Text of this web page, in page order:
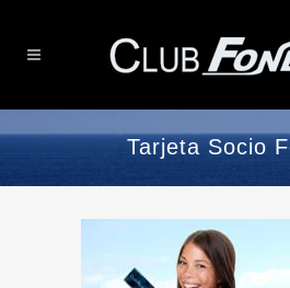
Tarjeta Socio